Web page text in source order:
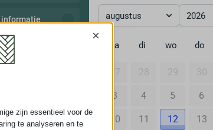
informatie augustus 2026
ma di wo do
27 28 29 30
3 4 5 6
10 11 12 13
×
zijn essentieel voor de
te analyseren en te